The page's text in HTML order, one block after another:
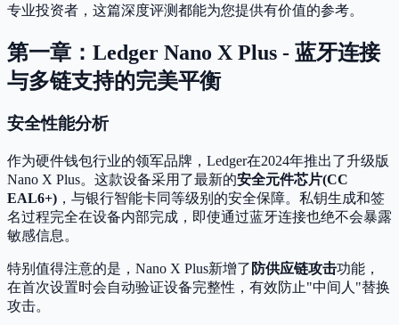
专业投资者，这篇深度评测都能为您提供有价值的参考。
第一章：Ledger Nano X Plus - 蓝牙连接
与多链支持的完美平衡
安全性能分析
作为硬件钱包行业的领军品牌，Ledger在2024年推出了升级版
Nano X Plus。这款设备采用了最新的安全元件芯片(CC
EAL6+) ，与银行智能卡同等级别的安全保障。私钥生成和签
名过程完全在设备内部完成，即使通过蓝牙连接也绝不会暴露
敏感信息。
特别值得注意的是，Nano X Plus新增了 防供应链攻击功能，
在首次设置时会自动验证设备完整性，有效防止"中间人"替换
攻击。